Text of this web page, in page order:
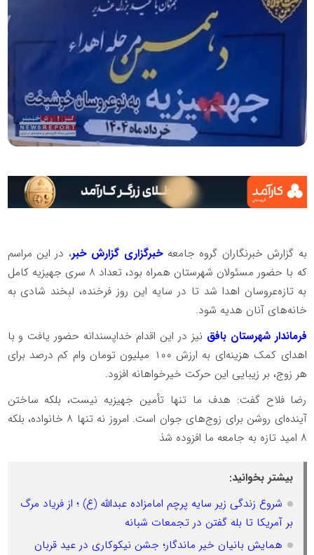
به گزارش خبرنگاران گروه جامعهخبرگزاری گزارش خبر، در این مراسم
که با حضور مسئولان شهرستان همراه بود، تعداد ۸ سری جهیزیه کامل
به تازه‌عروسان اهدا شد تا در سایه این روز فرخنده، لبخند شادی به
خانه‌های آنان هدیه شود.
فرماندار شهرستان بافق نیز در این اقدام خداپسندانه حضور یافت و با
اهدای کمک هزینه‌ای به ارزش ۱۰۰ میلیون تومان وام کم درصد برای
هر زوج، بر زیبایی این حرکت خیرخواهانه افزود.
رضا فلاح گفت: هدف ما تنها تأمین جهیزیه نیست، بلکه ساختن
آینده‌ای روشن برای زوج‌های جوان است. امروز نه تنها ۸ خانواده، بلکه
۸ امید تازه به جامعه ما افزوده شذ
بیشتر بخوانید:
شروع زندگی زیر سایه پرچم امامزاده عبدالله (ع) ؛ از فریاد مرگ
بر آمریکا تا بله گفتن در تجمعات شبانه
همایش بانیان خیر ماندگار؛ جشن نیکوکاری در عید قربان